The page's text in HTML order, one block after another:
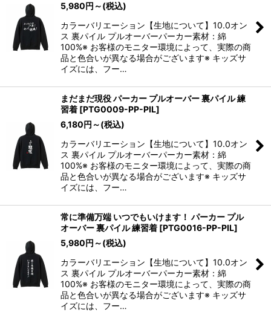
5,980円 ～(税込)
カラーバリエーション【生地について】10.0オン
ス 裏パイル プルオーバーパーカー素材：綿
100%※ お客様のモニター環境によって、実際の商
品と色合いが異なる場合がございます※ キッズサ
イズには、フー…
まだまだ現役 パーカー プルオーバー 裏パイル 練
習着 [PTG0009-PP-PIL]
6,180円 ～(税込)
カラーバリエーション【生地について】10.0オン
ス 裏パイル プルオーバーパーカー素材：綿
100%※ お客様のモニター環境によって、実際の商
品と色合いが異なる場合がございます※ キッズサ
イズには、フー…
常に準備万端 いつでもいけます！ パーカー プル
オーバー 裏パイル 練習着 [PTG0016-PP-PIL]
5,980円 ～(税込)
カラーバリエーション【生地について】10.0オン
ス 裏パイル プルオーバーパーカー素材：綿
100%※ お客様のモニター環境によって、実際の商
品と色合いが異なる場合がございます※ キッズサ
イズには、フー…